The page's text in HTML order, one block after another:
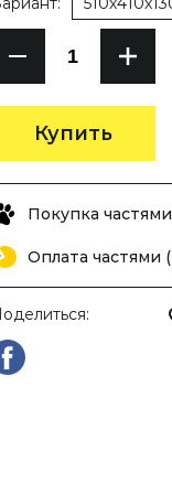
Купить
Покупка
Оплата частями